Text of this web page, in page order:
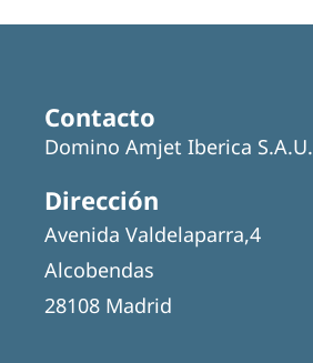
Contacto
Domino Amjet Iberica S.A.U.
Dirección
Avenida Valdelaparra,4
Alcobendas
28108 Madrid